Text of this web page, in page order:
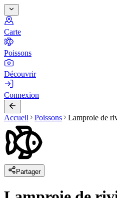
Carte
Poissons
Découvrir
Connexion
Accueil Poissons Lamproie de
Partager